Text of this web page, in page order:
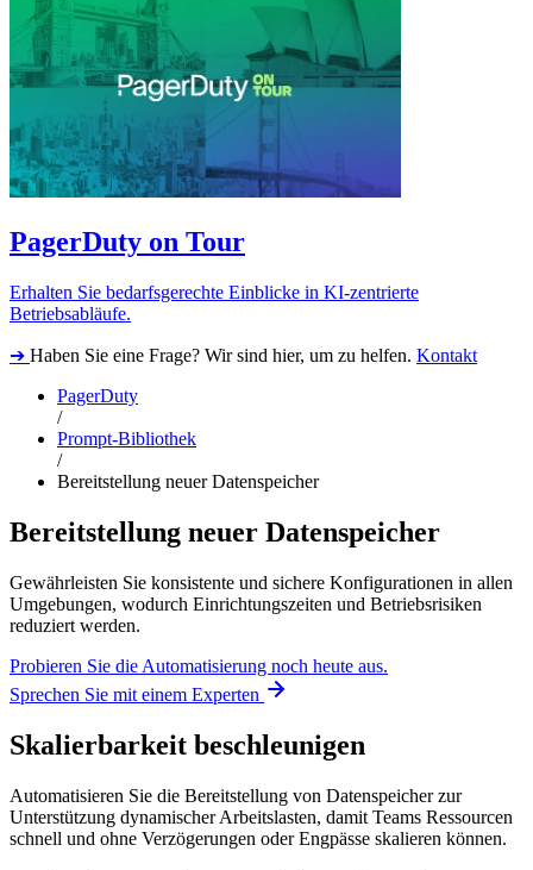
PagerDuty on Tour
Erhalten Sie bedarfsgerechte Einblicke in KI-zentrierte
Betriebsabläufe.
➔ Haben Sie eine Frage? Wir sind hier, um zu helfen. Kontakt
PagerDuty
/
Prompt-Bibliothek
/
Bereitstellung neuer Datenspeicher
Bereitstellung neuer Datenspeicher
Gewährleisten Sie konsistente und sichere Konfigurationen in allen
Umgebungen, wodurch Einrichtungszeiten und Betriebsrisiken
reduziert werden.
Probieren Sie die Automatisierung noch heute aus.
Sprechen Sie mit einem Experten
Skalierbarkeit beschleunigen
Automatisieren Sie die Bereitstellung von Datenspeicher zur
Unterstützung dynamischer Arbeitslasten, damit Teams Ressourcen
schnell und ohne Verzögerungen oder Engpässe skalieren können.